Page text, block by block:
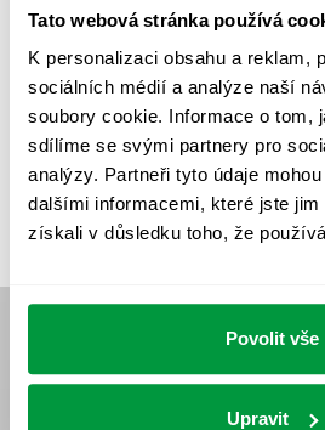
Tato webová stránka používá
K personalizaci obsahu a reklam,
sociálních médií a analýze naší
soubory cookie. Informace o tom,
sdílíme se svými partnery pro
analýzy. Partneři tyto údaje
dalšími informacemi, které jste
získali v důsledku toho, že
Povolit vše
Upravit
VÝPOČET OSVĚTLENÍ VÝPOČET
VÝPOČTY A NÁVRHY
ZKOUŠKY NOUZOVÉHO OSVĚTLENÍ